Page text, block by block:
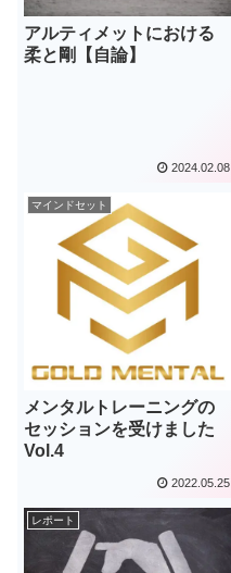
アルティメットにおける
柔と剛【自論】
2024.02.08
マインドセット
メンタルトレーニングの
セッションを受けました
Vol.4
2022.05.25
レポート